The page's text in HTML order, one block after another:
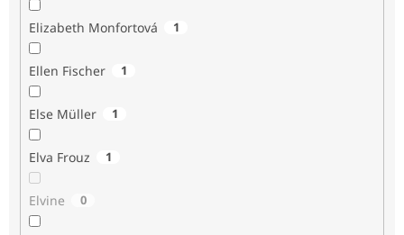
Elizabeth Monfortová 1
Ellen Fischer 1
Else Müller 1
Elva Frouz 1
Elvine 0